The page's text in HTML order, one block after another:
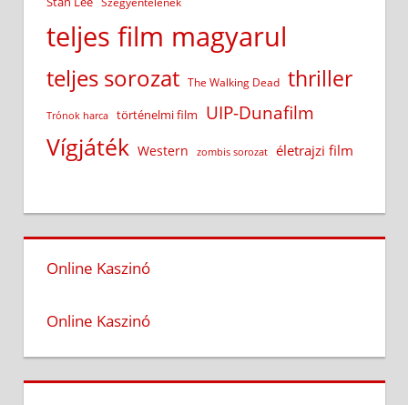
teljes film magyarul
teljes sorozat The Walking Dead thriller
Trónok harca történelmi film UIP-Dunafilm
Vígjáték Western zombis sorozat életrajzi film
Online Kaszinó
Online Kaszinó